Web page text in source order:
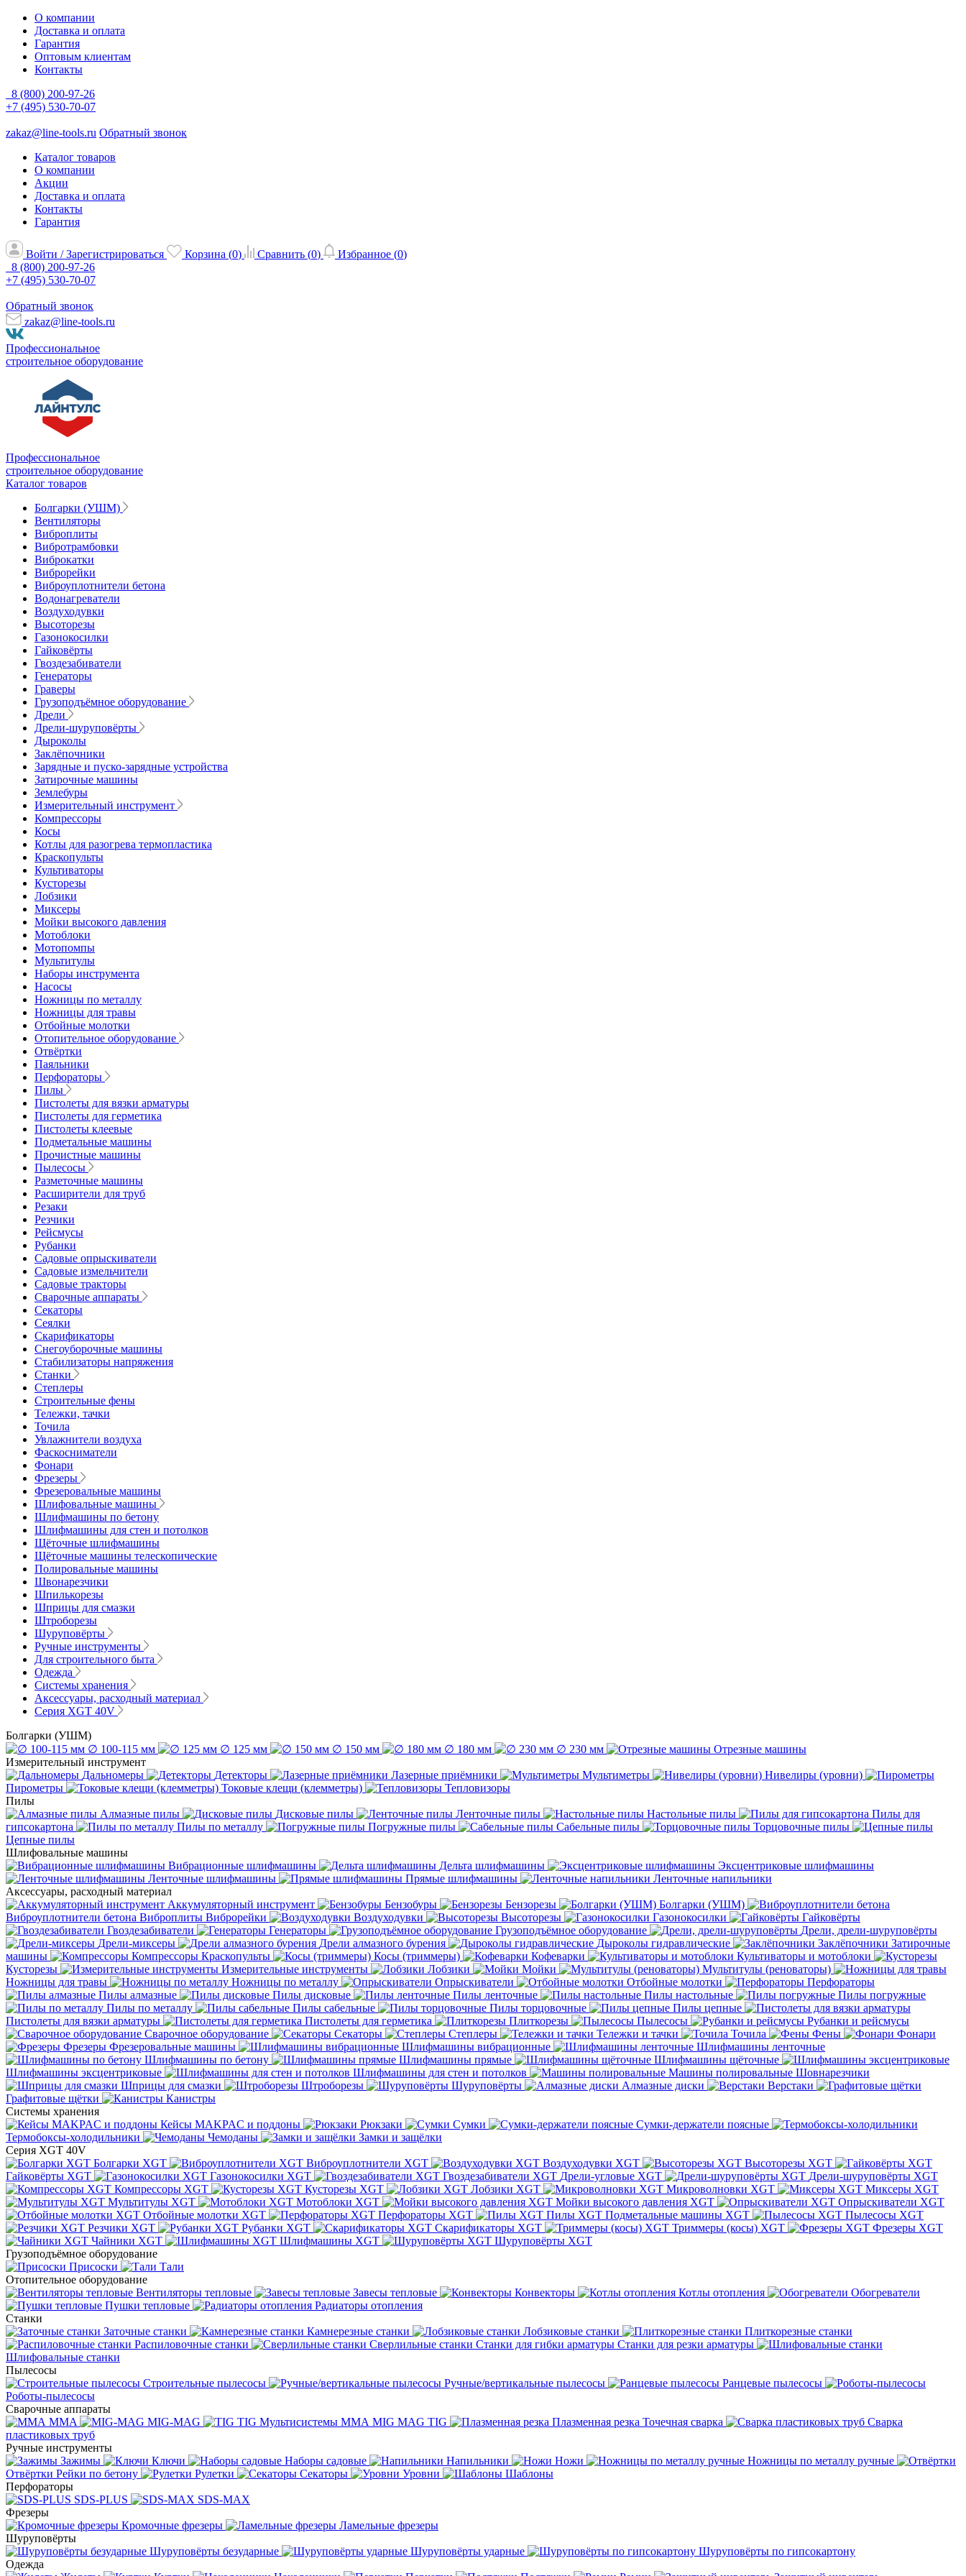
О компании
Доставка и оплата
Гарантия
Оптовым клиентам
Контакты
8 (800) 200-97-26
+7 (495) 530-70-07
zakaz@line-tools.ru Обратный звонок
Каталог товаров
О компании
Акции
Доставка и оплата
Контакты
Гарантия
Войти / Зарегистрироваться Корзина (0) Сравнить (0) Избранное (0)
8 (800) 200-97-26
+7 (495) 530-70-07
Обратный звонок
zakaz@line-tools.ru
Профессиональное
строительное оборудование
Профессиональное
строительное оборудование
Каталог товаров
Болгарки (УШМ)
Вентиляторы
Виброплиты
Вибротрамбовки
Виброкатки
Виброрейки
Виброуплотнители бетона
Водонагреватели
Воздуходувки
Высоторезы
Газонокосилки
Гайковёрты
Гвоздезабиватели
Генераторы
Граверы
Грузоподъёмное оборудование
Дрели
Дрели-шуруповёрты
Дыроколы
Заклёпочники
Зарядные и пуско-зарядные устройства
Затирочные машины
Землебуры
Измерительный инструмент
Компрессоры
Косы
Котлы для разогрева термопластика
Краскопульты
Культиваторы
Кусторезы
Лобзики
Миксеры
Мойки высокого давления
Мотоблоки
Мотопомпы
Мультитулы
Наборы инструмента
Насосы
Ножницы по металлу
Ножницы для травы
Отбойные молотки
Отопительное оборудование
Отвёртки
Паяльники
Перфораторы
Пилы
Пистолеты для вязки арматуры
Пистолеты для герметика
Пистолеты клеевые
Подметальные машины
Прочистные машины
Пылесосы
Разметочные машины
Расширители для труб
Резаки
Резчики
Рейсмусы
Рубанки
Садовые опрыскиватели
Садовые измельчители
Садовые тракторы
Сварочные аппараты
Секаторы
Сеялки
Скарификаторы
Снегоуборочные машины
Стабилизаторы напряжения
Станки
Степлеры
Строительные фены
Тележки, тачки
Точила
Увлажнители воздуха
Фаскосниматели
Фонари
Фрезеры
Фрезеровальные машины
Шлифовальные машины
Шлифмашины по бетону
Шлифмашины для стен и потолков
Щёточные шлифмашины
Щёточные машины телескопические
Полировальные машины
Швонарезчики
Шпилькорезы
Шприцы для смазки
Штроборезы
Шуруповёрты
Ручные инструменты
Для строительного быта
Одежда
Системы хранения
Аксессуары, расходный материал
Серия XGT 40V
Болгарки (УШМ)
∅ 100-115 мм
∅ 125 мм ∅ 150 мм ∅ 180 мм ∅ 230 мм
Отрезные машины
Измерительный инструмент
Дальномеры
Детекторы Лазерные приёмники Мультиметры
Нивелиры (уровни)
Пирометры
Токовые клещи (клемметры)
Тепловизоры
Пилы
Алмазные пилы
Дисковые пилы Ленточные пилы Настольные пилы
Пилы для
гипсокартона
Пилы по металлу Погружные пилы Сабельные пилы
Торцовочные пилы
Цепные пилы
Шлифовальные машины
Вибрационные шлифмашины
Дельта шлифмашины
Эксцентриковые шлифмашины
Ленточные шлифмашины
Прямые шлифмашины
Ленточные напильники
Аксессуары, расходный материал
Аккумуляторный инструмент
Бензобуры Бензорезы
Болгарки (УШМ)
Виброуплотнители бетона Виброплиты Виброрейки Воздуходувки Высоторезы Газонокосилки
Гайковёрты
Гвоздезабиватели
Генераторы Грузоподъёмное оборудование
Дрели, дрели-шуруповёрты
Дрели-миксеры
Дрели алмазного бурения Дыроколы гидравлические Заклёпочники Затирочные
машины
Компрессоры Краскопульты Косы (триммеры) Кофеварки
Культиваторы и мотоблоки
Кусторезы
Измерительные инструменты Лобзики Мойки
Мультитулы (реноваторы)
Ножницы для травы
Ножницы по металлу Опрыскиватели Отбойные молотки
Перфораторы
Пилы алмазные
Пилы дисковые Пилы ленточные Пилы настольные
Пилы погружные
Пилы по металлу
Пилы сабельные Пилы торцовочные
Пилы цепные
Пистолеты для вязки арматуры
Пистолеты для герметика Плиткорезы Пылесосы
Рубанки и рейсмусы
Сварочное оборудование
Секаторы Степлеры Тележки и тачки Точила Фены
Фонари
Фрезеры Фрезеровальные машины Шлифмашины вибрационные
Шлифмашины ленточные
Шлифмашины по бетону
Шлифмашины прямые
Шлифмашины щёточные
Шлифмашины эксцентриковые
Шлифмашины для стен и потолков Машины полировальные Шовнарезчики
Шприцы для смазки
Штроборезы Шуруповёрты Алмазные диски
Верстаки
Графитовые щётки
Канистры
Системы хранения
Кейсы MAKPAC и поддоны
Рюкзаки Сумки
Сумки-держатели поясные
Термобоксы-холодильники
Чемоданы
Замки и защёлки
Серия XGT 40V
Болгарки XGT
Виброуплотнители XGT Воздуходувки XGT
Высоторезы XGT
Гайковёрты XGT
Газонокосилки XGT Гвоздезабиватели XGT Дрели-угловые XGT
Дрели-шуруповёрты XGT
Компрессоры XGT
Кусторезы XGT Лобзики XGT Микроволновки XGT
Миксеры XGT
Мультитулы XGT
Мотоблоки XGT Мойки высокого давления XGT
Опрыскиватели XGT
Отбойные молотки XGT
Перфораторы XGT Пилы XGT Подметальные машины XGT
Пылесосы XGT
Резчики XGT
Рубанки XGT Скарификаторы XGT Триммеры (косы) XGT
Фрезеры XGT
Чайники XGT
Шлифмашины XGT
Шуруповёрты XGT
Грузоподъёмное оборудование
Присоски
Тали
Отопительное оборудование
Вентиляторы тепловые
Завесы тепловые Конвекторы Котлы отопления
Обогреватели
Пушки тепловые
Радиаторы отопления
Станки
Заточные станки
Камнерезные станки Лобзиковые станки
Плиткорезные станки
Распиловочные станки
Сверлильные станки Станки для гибки арматуры Станки для резки арматуры
Шлифовальные станки
Пылесосы
Строительные пылесосы
Ручные/вертикальные пылесосы
Ранцевые пылесосы
Роботы-пылесосы
Сварочные аппараты
MMA
MIG-MAG TIG Мультисистемы ММА MIG MAG TIG Плазменная резка Точечная сварка
Cварка
пластиковых труб
Ручные инструменты
Зажимы
Ключи Наборы садовые Напильники Ножи
Ножницы по металлу ручные
Отвёртки Рейки по бетону Рулетки Секаторы Уровни
Шаблоны
Перфораторы
SDS-PLUS
SDS-MAX
Фрезеры
Кромочные фрезеры
Ламельные фрезеры
Шуруповёрты
Шуруповёрты безударные
Шуруповёрты ударные
Шуруповёрты по гипсокартону
Одежда